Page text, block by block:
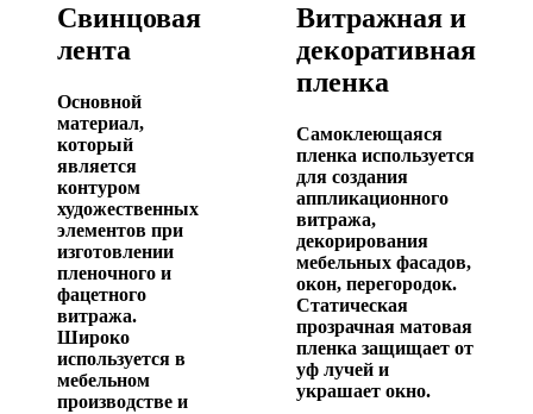
Свинцовая
лента
Основной
материал,
который
является
контуром
художественных
элементов при
изготовлении
пленочного и
фацетного
витража.
Широко
используется в
мебельном
производстве и
Витражная и
декоративная
пленка
Самоклеющаяся
пленка используется
для создания
аппликационного
витража,
декорирования
мебельных фасадов,
окон, перегородок.
Статическая
прозрачная матовая
пленка защищает от
уф лучей и
украшает окно.